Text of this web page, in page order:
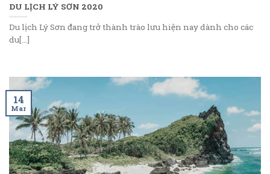
DU LỊCH LÝ SƠN 2020
Du lịch Lý Sơn đang trở thành trào lưu hiện nay dành cho các
du[...]
14
Mar